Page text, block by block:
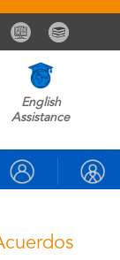
English
Assistance